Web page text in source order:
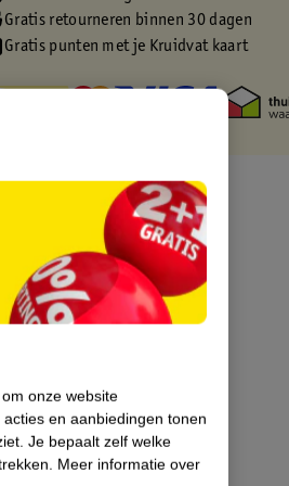
Gratis retourneren binnen 30 dagen
Gratis punten met je Kruidvat kaart
onze website
en aanbiedingen tonen
Je bepaalt zelf welke
Meer informatie over